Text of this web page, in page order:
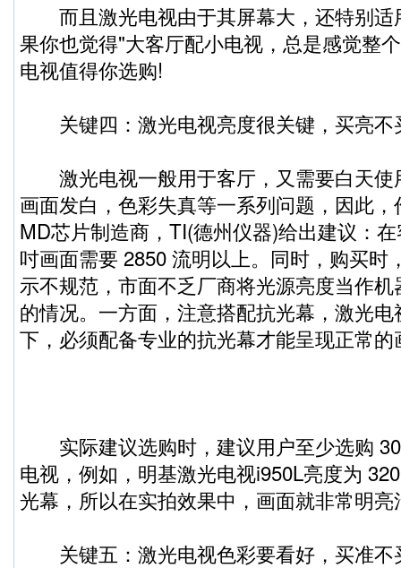
而且激光电视由于其屏幕大，还特别适
果你也觉得"大客厅配小电视，总是感觉整
电视值得你选购!
关键四：激光电视亮度很关键，买亮不
激光电视一般用于客厅，又需要白天使
画面发白，色彩失真等一系列问题，因此
MD芯片制造商，TI(德州仪器)给出建议：
吋画面需要 2850 流明以上。同时，购买时
示不规范，市面不乏厂商将光源亮度当作
的情况。一方面，注意搭配抗光幕，激光
下，必须配备专业的抗光幕才能呈现正常
实际建议选购时，建议用户至少选购
电视，例如，明基激光电视i950L亮度为
光幕，所以在实拍效果中，画面就非常明亮
关键五：激光电视色彩要看好，买准不